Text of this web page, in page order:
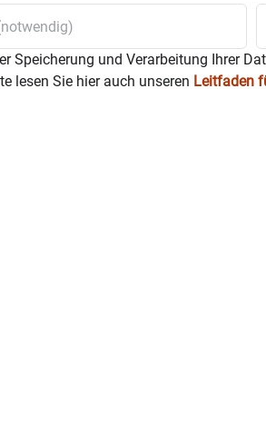
Speicherung und Verarbeitung Ihrer
lesen Sie hier auch unseren Leitfaden